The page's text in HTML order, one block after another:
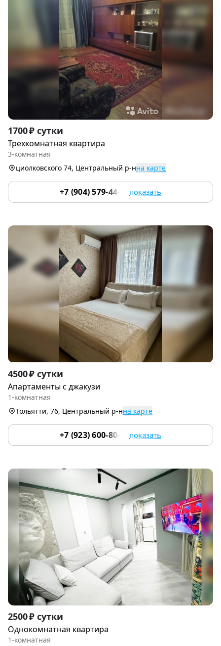
Item
1
of
1700 ₽ сутки
Трехкомнатная квартира
3-комнатная
циолковского 74, Центральный р-нна карте
+7 (904) 579-44-63 показать
Item
1
of
9
4500 ₽ сутки
Апартаменты с джакузи
1-комнатная
Тольятти, 76, Центральный р-нна карте
+7 (923) 600-80-01 показать
Item
1
of
2500 ₽ сутки
Однокомнатная квартира
1-комнатная